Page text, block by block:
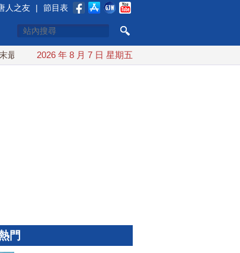
人之友 | 節目表
近台灣 最快9日可能登陸中國
2026 年 8 月 7 日 星期五
門